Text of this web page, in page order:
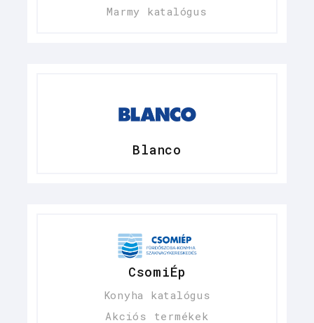
Marmy katalógus
Blanco
CsomiÉp
Konyha katalógus
Akciós termékek